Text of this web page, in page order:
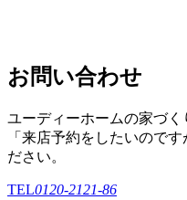
お問い合わせ
ユーディーホームの家づ
「来店予約をしたいので
ださい。
TEL0120-2121-86